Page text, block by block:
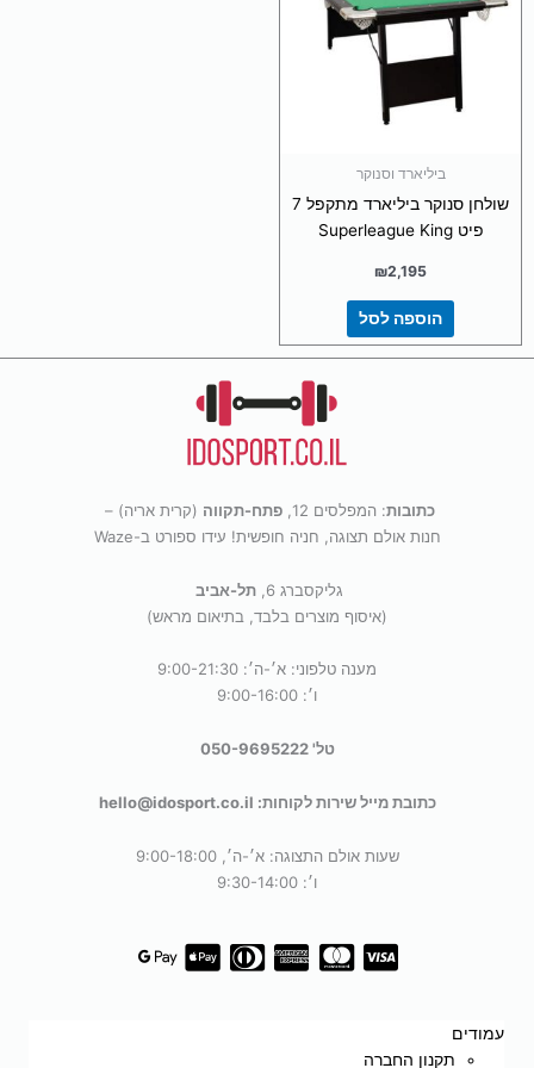
ביליארד וסנוקר
שולחן סנוקר ביליארד מתקפל 7
פיט Superleague King
₪2,195
הוספה לסל
כתובות: המפלסים 12, פתח-תקווה (קרית אריה) –
חנות אולם תצוגה, חניה חופשית! עידו ספורט ב-Waze
גליקסברג 6,
תל-אביב
(איסוף מוצרים בלבד, בתיאום מראש)
מענה טלפוני: א׳-ה׳: 9:00-21:30
ו׳: 9:00-16:00
טל' 050-9695222
כתובת מייל שירות לקוחות: hello@idosport.co.il
שעות אולם התצוגה: א׳-ה׳, 9:00-18:00
ו׳: 9:30-14:00
עמודים
תקנון החברה